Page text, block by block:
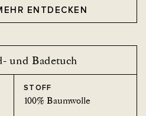
ENTDECKEN
und Badetuch
STOFF
100% Baumwolle